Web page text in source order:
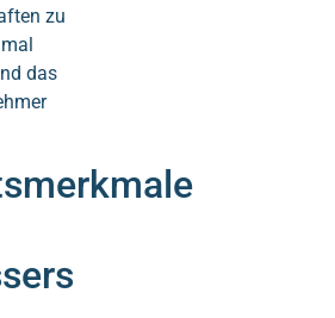
zu
das